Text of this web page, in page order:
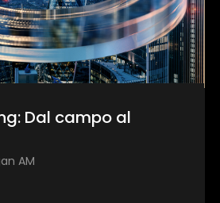
Dal campo al
AM